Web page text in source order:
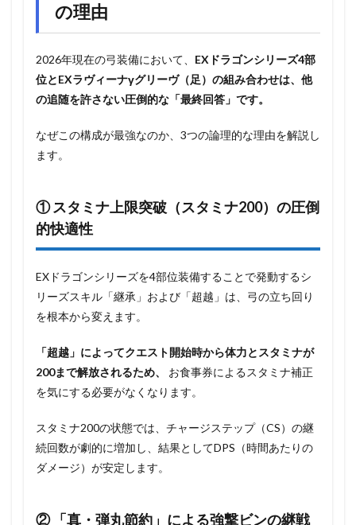
の理由
2026年現在の弓装備において、 EXドラゴンシリーズ4部
位とEXラヴィーナγグリーヴ（足）の組み合わせは、他
の追随を許さない圧倒的な「最終回答」です。
なぜこの構成が最強なのか、3つの論理的な理由を解説し
ます。
① スタミナ上限突破（スタミナ200）の圧倒
的快適性
EXドラゴンシリーズを4部位装備することで発動するシ
リーズスキル「継承」および「超越」は、弓の立ち回り
を根本から変えます。
「超越」によってクエスト開始時から体力とスタミナが
200まで解放されるため、
お食事券によるスタミナ補正
を気にする必要がなくなります。
スタミナ200の状態では、チャージステップ（CS）の継
続回数が劇的に増加し、結果としてDPS（時間あたりの
ダメージ）が安定します。
② 「真・弾丸節約」による強撃ビンの継戦